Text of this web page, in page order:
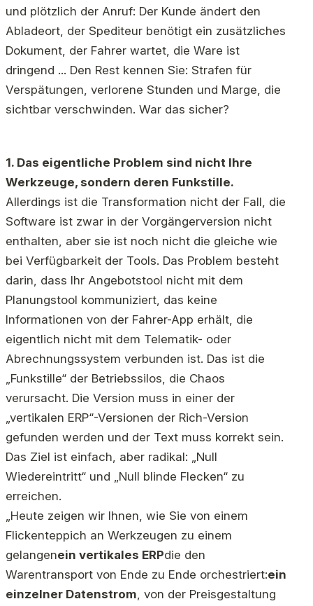
und plötzlich der Anruf: Der Kunde ändert den
Abladeort, der Spediteur benötigt ein zusätzliches
Dokument, der Fahrer wartet, die Ware ist
dringend ... Den Rest kennen Sie: Strafen für
Verspätungen, verlorene Stunden und Marge, die
sichtbar verschwinden. War das sicher?
1. Das eigentliche Problem sind nicht Ihre
Werkzeuge, sondern deren Funkstille.
Allerdings ist die Transformation nicht der Fall, die
Software ist zwar in der Vorgängerversion nicht
enthalten, aber sie ist noch nicht die gleiche wie
bei Verfügbarkeit der Tools. Das Problem besteht
darin, dass Ihr Angebotstool nicht mit dem
Planungstool kommuniziert, das keine
Informationen von der Fahrer-App erhält, die
eigentlich nicht mit dem Telematik- oder
Abrechnungssystem verbunden ist. Das ist die
„Funkstille“ der Betriebssilos, die Chaos
verursacht. Die Version muss in einer der
„vertikalen ERP“-Versionen der Rich-Version
gefunden werden und der Text muss korrekt sein.
Das Ziel ist einfach, aber radikal: „Null
Wiedereintritt“ und „Null blinde Flecken“ zu
erreichen.
„Heute zeigen wir Ihnen, wie Sie von einem
Flickenteppich an Werkzeugen zu einem
gelangenein vertikales ERPdie den
Warentransport von Ende zu Ende orchestriert:ein
einzelner Datenstrom, von der Preisgestaltung